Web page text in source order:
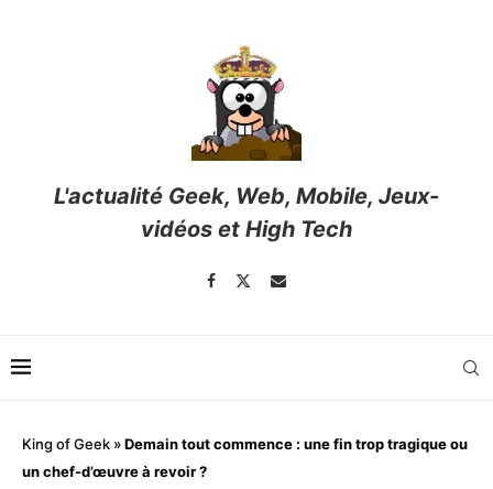
L'actualité Geek, Web, Mobile, Jeux-
vidéos et High Tech
King of Geek »Demain tout commence : une fin trop tragique ou
un chef-d’œuvre à revoir ?